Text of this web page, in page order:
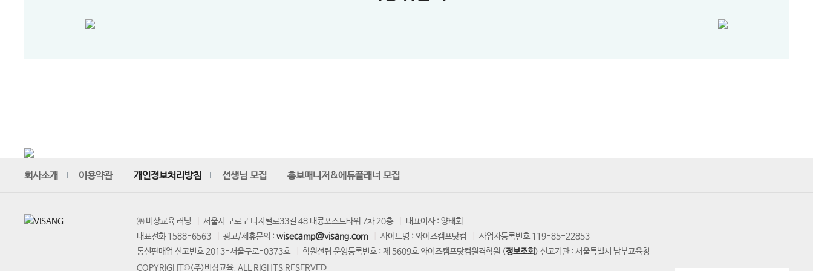
회사소개 이용약관 개인정보처리방침 선생님 모집 홍보매니저&에듀플래너 모집
㈜ 비상교육 러닝 서울시 구로구 디지털로33길 48 대륭포스트타워 7차 20층
대표이사 : 양태회
대표전화 1588-6563
광고/제휴문의 :wisecamp@visang.com 사이트명 : 와이즈캠프닷컴
사업자등록번호 119-85-22853
통신판매업 신고번호 2013-서울구로-0373호
학원설립 운영등록번호 : 제 5609호 와이즈캠프닷컴원격학원 (정보조회) 신고기관 : 서울특별시 남부교육청
COPYRIGHT©(주)비상교육, ALL RIGHTS RESERVED.